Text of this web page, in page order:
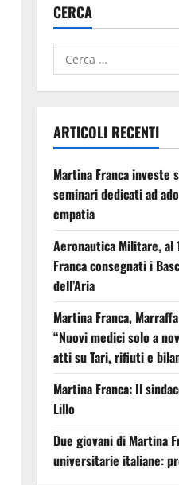
CERCA
ARTICOLI RECENTI
Martina Franca
seminari dedicati ad
empatia
Aeronautica Militare, al
Franca consegnati i
dell’Aria
Martina Franca,
“Nuovi medici solo a
atti su Tari, rifiuti e
Martina Franca: Il
Lillo
Due giovani di Martina
universitarie italiane: